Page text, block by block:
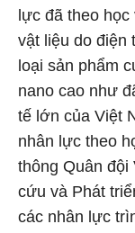
lực đã theo
vật liệu do điện
loại sản phẩm
nano cao như
tế lớn của Việt
nhân lực theo
thông Quân đội
cứu và Phát
các nhân lực